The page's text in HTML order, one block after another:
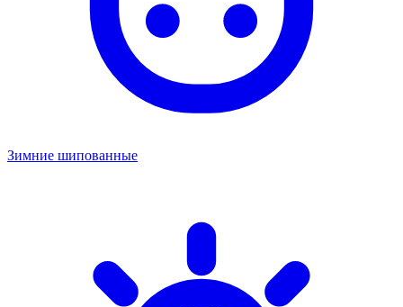
Зимние шипованные